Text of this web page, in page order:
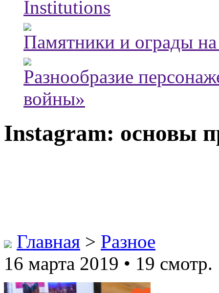
Institutions
Памятники и ограды
Разнообразие
войны»
Instagram: основы
Главная > Разное
16 марта 2019 • 19 смотр.